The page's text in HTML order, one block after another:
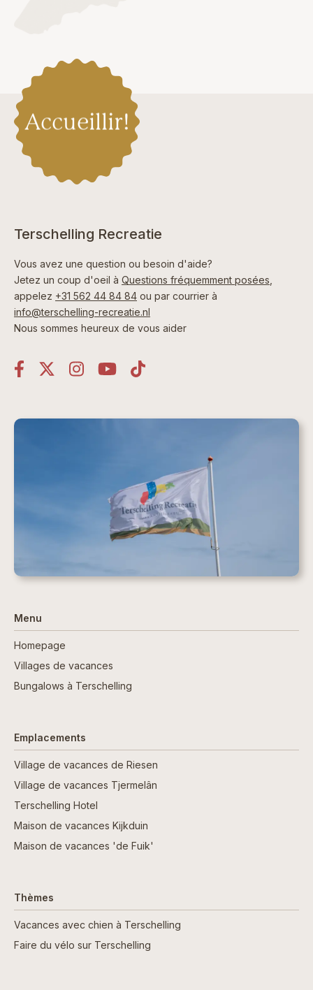
Accueillir!
Terschelling Recreatie
Vous avez une question ou besoin d'aide?
Jetez un coup d'oeil à Questions fréquemment posées
appelez +31 562 44 84 84 ou par courrier à
info@terschelling-recreatie.nl
Nous sommes heureux de vous aider
Menu
Homepage
Villages de vacances
Bungalows à Terschelling
Emplacements
Village de vacances de Riesen
Village de vacances Tjermelân
Terschelling Hotel
Maison de vacances Kijkduin
Maison de vacances 'de Fuik'
Thèmes
Vacances avec chien à Terschelling
Faire du vélo sur Terschelling